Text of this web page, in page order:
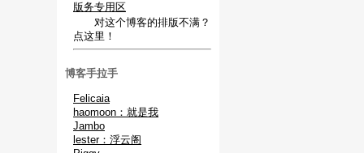
版务专用区
对这个博客的排版不满？
点这里！
博客手拉手
Felicaia
haomoon：就是我
Jambo
lester：浮云阁